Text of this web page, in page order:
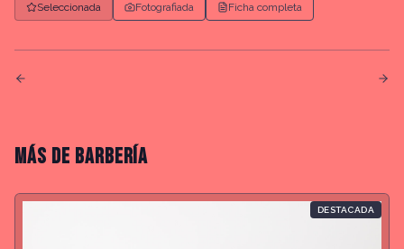
Seleccionada Fotografiada Ficha completa
MÁS DE BARBERÍA
DESTACADA